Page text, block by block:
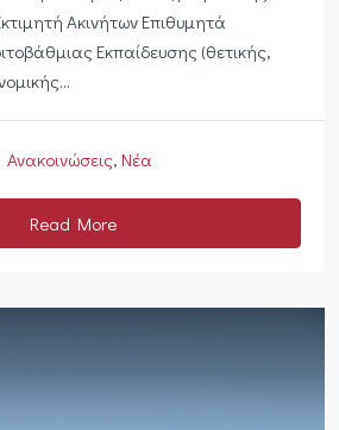
Ακινήτων Επιθυμητά
Εκπαίδευσης (θετικής,
Ανακοινώσεις, Νέα
Read More